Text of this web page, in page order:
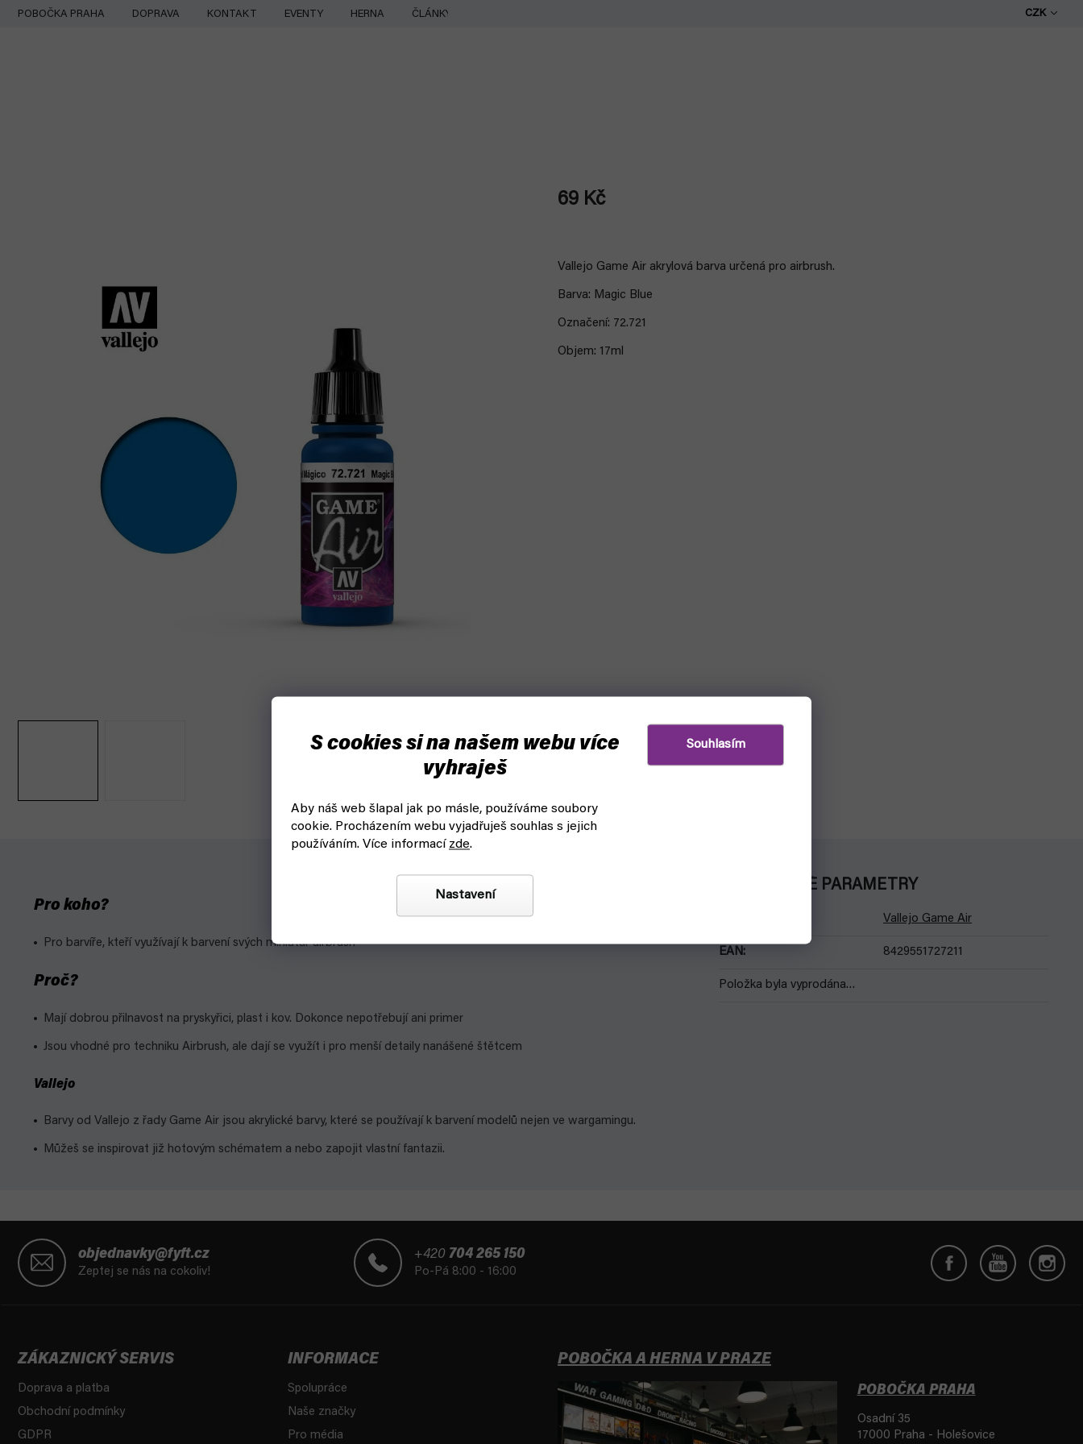
S cookies si na našem webu více
vyhraješ
Aby náš web šlapal jak po másle, používáme soubory
cookie. Procházením webu vyjadřuješ souhlas s jejich
používáním. Více informací zde.
Nastavení
Souhlasím
Přejít
POBOČKA PRAHA DOPRAVA KONTAKT EVENTY HERNA ČLÁNKY CZK
69 Kč
Vallejo Game Air akrylová barva určená pro airbrush.
Barva: Magic Blue
Označení: 72.721
Objem: 17ml
Pro koho?
Pro barvíře, kteří využívají k barvení svých miniatur airbrush
Proč?
Mají dobrou přilnavost na pryskyřici, plast i kov. Dokonce nepotřebují ani primer
Jsou vhodné pro techniku Airbrush, ale dají se využít i pro menší detaily nanášené štětcem
Vallejo
Barvy od Vallejo z řady Game Air jsou akrylické barvy, které se používají k barvení modelů nejen ve wargamingu.
Můžeš se inspirovat již hotovým schématem a nebo zapojit vlastní fantazii.
DOPLŇKOVÉ PARAMETRY
Vallejo Game Air
EAN: 8429551727211
Položka byla vyprodána…
objednavky@fyft.cz
Zeptej se nás na cokoliv!
+420 704 265 150
Po-Pá 8:00 - 16:00
ZÁKAZNICKÝ SERVIS
Doprava a platba
Obchodní podmínky
GDPR
INFORMACE
Spolupráce
Naše značky
Pro média
POBOČKA A HERNA V PRAZE
POBOČKA PRAHA
Osadní 35
17000 Praha - Holešovice